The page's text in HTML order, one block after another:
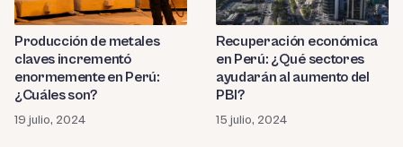
Producción de metales
claves incrementó
enormemente en Perú:
¿Cuáles son?
19 julio, 2024
Recuperación económica
en Perú: ¿Qué sectores
ayudarán al aumento del
PBI?
15 julio, 2024